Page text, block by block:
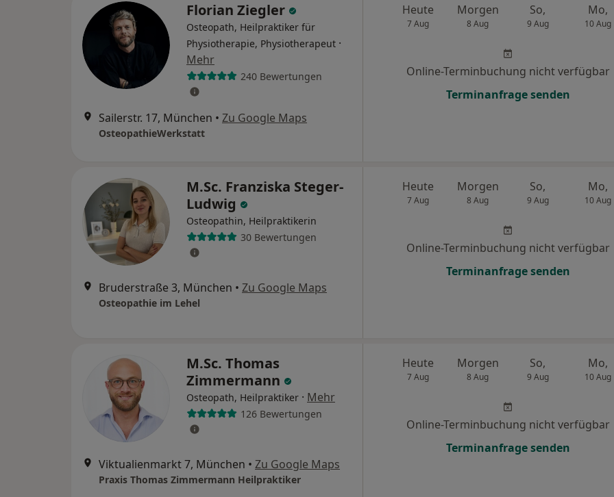
Florian Ziegler
Osteopath, Heilpraktiker für
Physiotherapie, Physiotherapeut ·
Mehr
240 Bewertungen
Sailerstr. 17, München • Zu Google Maps
OsteopathieWerkstatt
Heute
7 Aug
Morgen
8 Aug
So,
9 Aug
Mo,
10 Aug
Online-Terminbuchung nicht verfügbar
Terminanfrage senden
M.Sc. Franziska Steger-
Ludwig
Osteopathin, Heilpraktikerin
30 Bewertungen
Bruderstraße 3, München • Zu Google Maps
Osteopathie im Lehel
Heute
7 Aug
Morgen
8 Aug
So,
9 Aug
Mo,
10 Aug
Online-Terminbuchung nicht verfügbar
Terminanfrage senden
M.Sc. Thomas
Zimmermann
Osteopath, Heilpraktiker · Mehr
126 Bewertungen
Viktualienmarkt 7, München • Zu Google Maps
Praxis Thomas Zimmermann Heilpraktiker
Heute
7 Aug
Morgen
8 Aug
So,
9 Aug
Mo,
10 Aug
Online-Terminbuchung nicht verfügbar
Terminanfrage senden